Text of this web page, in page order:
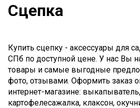
Сцепка
Купить сцепку - аксессуары для
СПб по доступной цене. У нас Вы
товары и самые выгодные
фото, отзывами. Оформить заказ
интернет-магазине:
картофелесажалка, клаксон,